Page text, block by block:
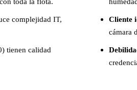
complejidad IT,
tienen calidad
Cliente
cámara